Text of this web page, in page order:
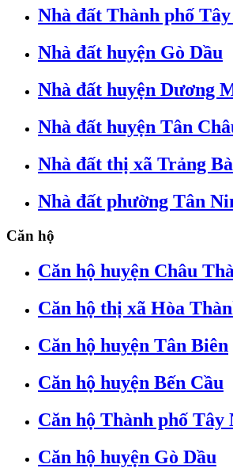
Nhà đất Thành phố
Nhà đất huyện Gò Dầu
Nhà đất huyện Dương
Nhà đất huyện Tân
Nhà đất thị xã Trảng
Nhà đất phường Tân
Căn hộ
Căn hộ huyện Châu
Căn hộ thị xã Hòa
Căn hộ huyện Tân Biên
Căn hộ huyện Bến Cầu
Căn hộ Thành phố Tây
Căn hộ huyện Gò Dầu